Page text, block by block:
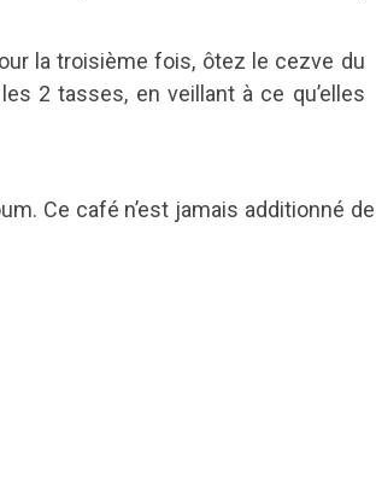
la troisième fois, ôtez le cezve du
2 tasses, en veillant à ce qu’elles
Ce café n’est jamais additionné de